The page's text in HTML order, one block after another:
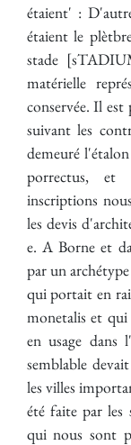
étaient' :
étaient le
stade
matérielle
conservée. Il
suivant les
demeuré
porrectus, et
inscriptions
les devis
e. A Borne et
par un
qui portait en
monetalis et qui
en usage dans
semblable
les villes
été faite par les
qui nous sont